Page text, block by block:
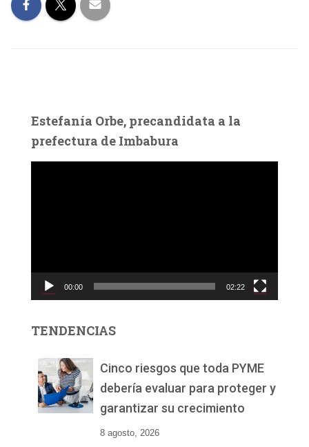
Estefanía Orbe, precandidata a la
prefectura de Imbabura
c
d
00:00 02:22
TENDENCIAS
Cinco riesgos que toda PYME
debería evaluar para proteger y
garantizar su crecimiento
8 agosto, 2026